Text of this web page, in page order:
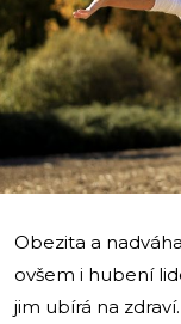
Obezita a
ovšem i hubení
jim ubírá na zdraví.